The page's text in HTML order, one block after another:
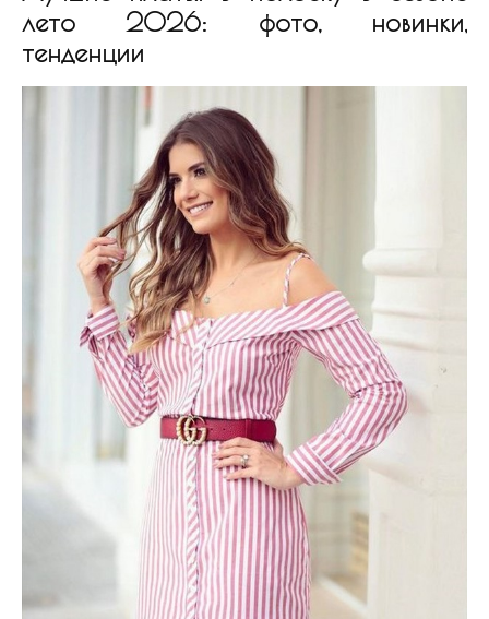
лето 2026: фото, новинки,
тенденции